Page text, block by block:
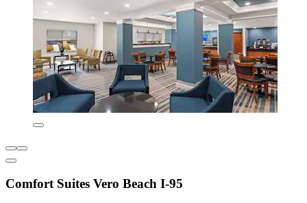
Comfort Suites Vero Beach I-95